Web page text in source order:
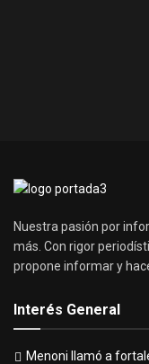
Nuestra pasión por
más. Con rigor
propone informar y
Interés General
Menoni llamó a